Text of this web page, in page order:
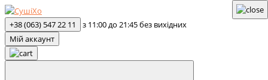
+38 (063) 547 22 11 з 11:00 до 21:45 без вихідних
Мій аккаунт